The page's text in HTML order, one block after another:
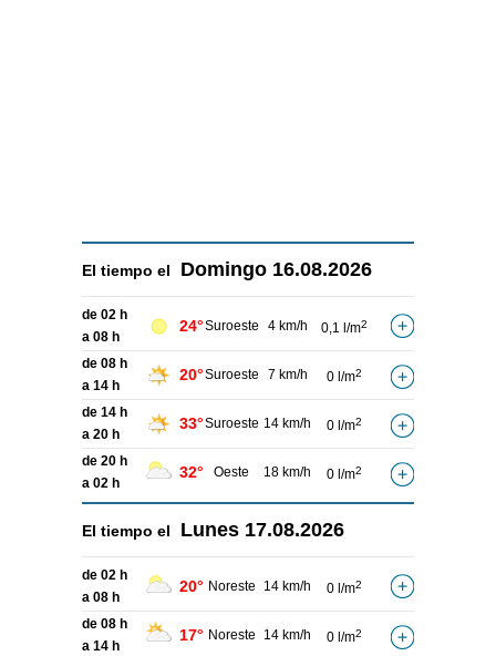
El tiempo el Domingo 16.08.2026
de 02 h
a 08 h
24°Suroeste 4 km/h 0,1 l/m2
de 08 h
a 14 h
20°Suroeste 7 km/h 0 l/m2
de 14 h
a 20 h
33°Suroeste 14 km/h 0 l/m2
de 20 h
a 02 h
32° Oeste 18 km/h 0 l/m2
El tiempo el Lunes 17.08.2026
de 02 h
a 08 h
20° Noreste 14 km/h 0 l/m2
de 08 h
a 14 h
17° Noreste 14 km/h 0 l/m2